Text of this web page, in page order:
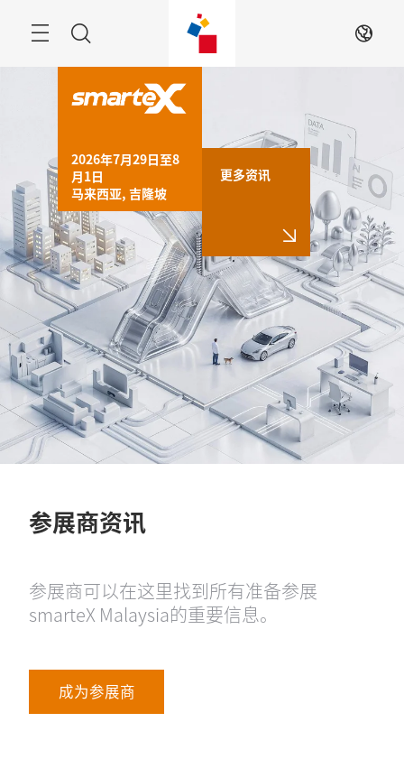
Navigation ZH
2026年7月29日至8
月1日
马来西亚, 吉隆坡
更多资讯
参展商资讯
参展商可以在这里找到所有准备参展
smarteX Malaysia的重要信息。
成为参展商